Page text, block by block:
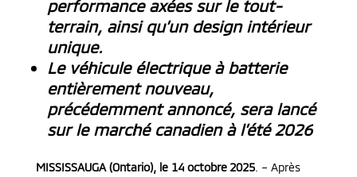
performance axées sur le tout-
terrain, ainsi qu’un design intérieur
unique.
Le véhicule électrique à batterie
entièrement nouveau,
précédemment annoncé, sera lancé
sur le marché canadien à l’été 2026
MISSISSAUGA (Ontario), le 14 octobre 2025. – Après